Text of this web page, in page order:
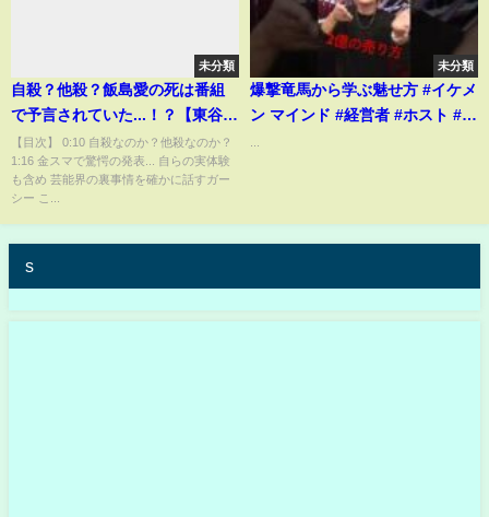
未分類
自殺？他殺？飯島愛の死は番組
で予言されていた...！？【東谷義
和/ガーシー/切り抜き】
【目次】 0:10 自殺なのか？他殺なのか？
1:16 金スマで驚愕の発表... 自らの実体験
も含め 芸能界の裏事情を確かに話すガー
シー こ...
未分類
爆撃竜馬から学ぶ魅せ方 #イケメ
ン マインド #経営者 #ホスト #副
s